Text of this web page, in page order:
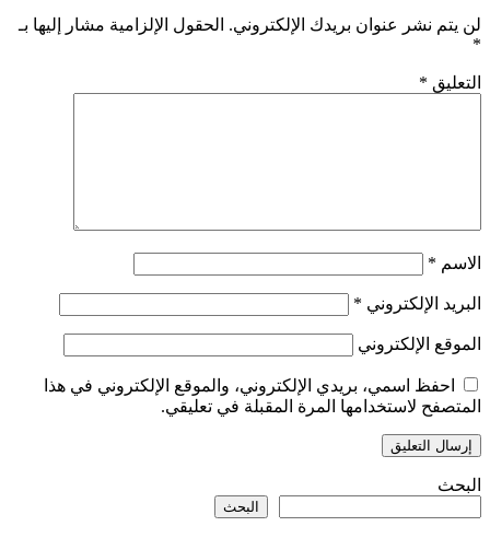
لن يتم نشر عنوان بريدك الإلكتروني. الحقول الإلزامية مشار إليها بـ
*
التعليق *
الاسم *
البريد الإلكتروني *
الموقع الإلكتروني
احفظ اسمي، بريدي الإلكتروني، والموقع الإلكتروني في هذا
المتصفح لاستخدامها المرة المقبلة في تعليقي.
البحث
البحث